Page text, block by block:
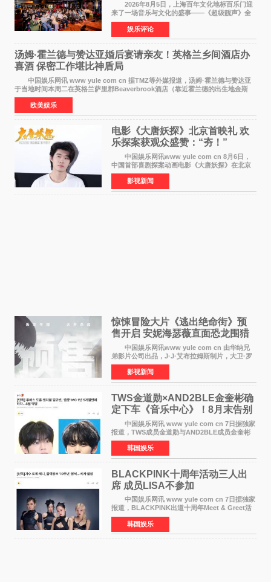
2026年8月5日，上海百年文化地标百乐门迎
来了一场音乐与文化的盛事——《超级靓声》全
国励志音乐公益节目上海唱区新闻发布会暨启动
仪式在此隆重举行。各界领导、嘉宾与媒体朋友
齐聚一堂，共同
娱乐评论
汤姆·霍兰德与赞达亚婚后宴请亲友！英格兰乡间酒店办
喜酒 保密工作堪比神盾局
中国娱乐网讯 www yule com cn 据TMZ等外媒报道，汤姆·霍兰德与赞达亚
于当地时间本周二在英格兰萨里郡Beaverbrook酒店（靠近霍兰德的出生地金斯
顿）举办婚宴，邀请家人与朋友们喝喜酒，庆祝
欧美娱乐
电影《大唐妖探》北京首映礼 欢
乐探案获观众盛赞：“夯！”
中国娱乐网讯www yule com cn 8月6日，
中国首部喜剧探案动画电影《大唐妖探》在北京
举办电影首映礼。导演程腾、联合导演黄珉、总
制片人曹紫建、制片人李莹莹，配音导演张喆，
对白指导程寅，领
影视新闻
惊悚冒险大片《逃出绝命街》预
售开启 安妮海瑟薇直面恐龙围猎
中国娱乐网讯www yule com cn 由华纳兄
弟影片公司出品，J·J·艾布拉姆斯制片，大卫·罗
伯特·米切尔执导，好莱坞巨星安妮·海瑟薇和伊万
·麦克格雷格领衔主演的2026暑期惊悚冒险大片
《逃出绝
影视新闻
TWS金道勋×AND2BLE金奎彬确
定下车《音乐中心》！8月末告别
MC席位
中国娱乐网讯 www yule com cn 7日据独家
报道，TWS成员金道勋与AND2BLE成员金奎彬
将于8月离开《音乐中心》MC的位置。 金道
勋与金奎彬于去年3月与H2H A-NA一起被选为
《音乐中心》MC，约1
韩国娱乐
BLACKPINK十周年活动三人出
席 成员LISA不参加
中国娱乐网讯 www yule com cn 7日据独家
报道，BLACKPINK出道十周年Meet & Greet活
动将由智秀、ROS&Eacute;、JENNIE出席，
LISA将缺席。 此前BLACKPINK所属社YG并
未为组合出道十周年做
韩国娱乐